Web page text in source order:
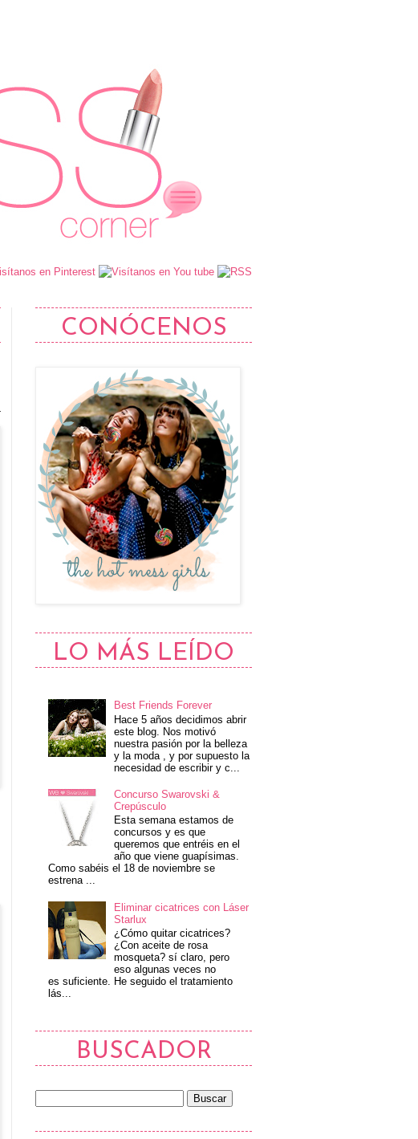
CONÓCENOS
LO MÁS LEÍDO
Best Friends Forever
Hace 5 años decidimos abrir
este blog. Nos motivó
nuestra pasión por la belleza
y la moda , y por supuesto la
necesidad de escribir y c...
Concurso Swarovski &
Crepúsculo
Esta semana estamos de
concursos y es que
queremos que entréis en el
año que viene guapísimas.
Como sabéis el 18 de noviembre se
estrena ...
Eliminar cicatrices con Láser
Starlux
¿Cómo quitar cicatrices?
¿Con aceite de rosa
mosqueta? sí claro, pero
eso algunas veces no
es suficiente. He seguido el tratamiento
lás...
BUSCADOR